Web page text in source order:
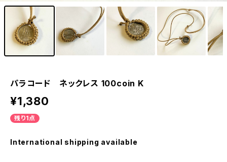
パラコード ネックレス 100coin K
¥1,380
残り1点
International shipping available